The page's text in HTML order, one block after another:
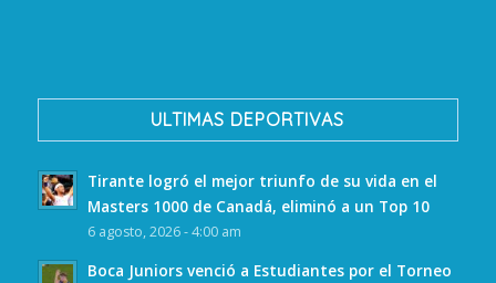
ULTIMAS DEPORTIVAS
Tirante logró el mejor triunfo de su vida en el
Masters 1000 de Canadá, eliminó a un Top 10
6 agosto, 2026 - 4:00 am
Boca Juniors venció a Estudiantes por el Torneo